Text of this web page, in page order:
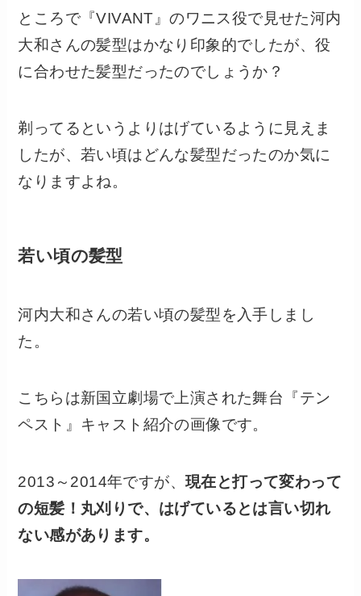
ところで『VIVANT』のワニス役で見せた河内
大和さんの髪型はかなり印象的でしたが、役
に合わせた髪型だったのでしょうか？
剃ってるというよりはげているように見えま
したが、若い頃はどんな髪型だったのか気に
なりますよね。
若い頃の髪型
河内大和さんの若い頃の髪型を入手しまし
た。
こちらは新国立劇場で上演された舞台『テン
ペスト』キャスト紹介の画像です。
2013～2014年ですが、現在と打って変わって
の短髪！丸刈りで、はげているとは言い切れ
ない感があります。